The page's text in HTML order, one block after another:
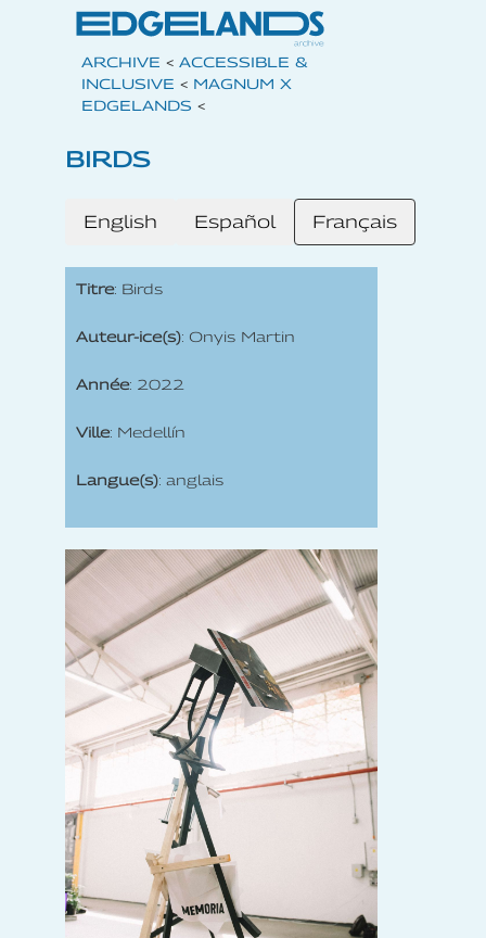
ARCHIVE < ACCESSIBLE &
INCLUSIVE < MAGNUM X
EDGELANDS <
BIRDS
English Español Français
Titre: Birds
Auteur-ice(s): Onyis Martin
Année: 2022
Ville: Medellín
Langue(s): anglais